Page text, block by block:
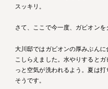
スッキリ。
さて、ここで今一度、ガビオンを
大川邸ではガビオンの厚みぶん
こしらえました。水やりすると
っと空気が洗われるよう。夏は
そうです。